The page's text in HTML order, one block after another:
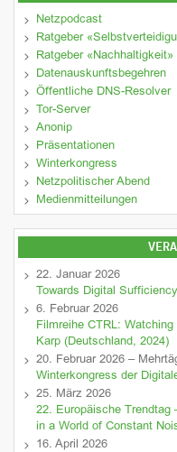
Netzpodcast
Ratgeber
Ratgeber «Nachhaltigkeit»
Datenauskunftsbegehren
Öffentliche DNS-Resolver
Tor-Server
Anonip
Präsentationen
Winterkongress
Netzpolitischer Abend
Medienmitteilungen
22. Januar 2026
Towards Digital Sufficiency
6. Februar 2026
Filmreihe CTRL:
Karp (Deutschland, 2024)
20. Februar 2026 –
Winterkongress der
25. März 2026
22. Europäische Trendtag
in a World of Constant
16. April 2026